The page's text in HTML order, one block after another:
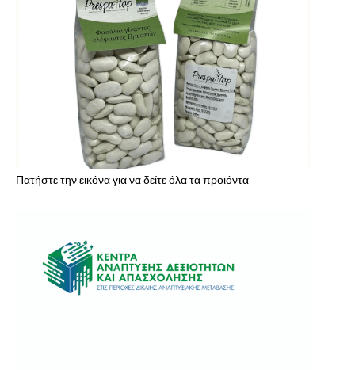
Πατήστε την εικόνα για να δείτε όλα τα προιόντα